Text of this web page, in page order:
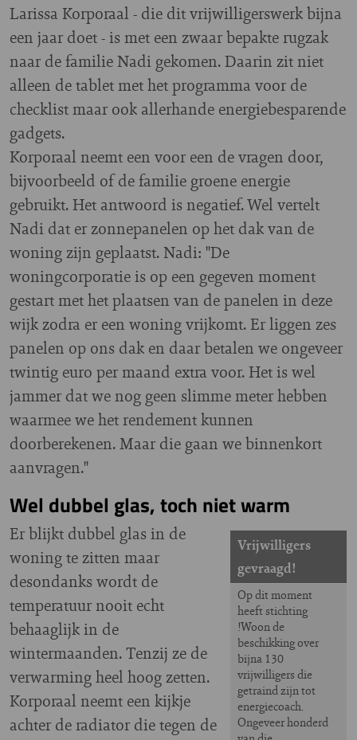
Larissa Korporaal - die dit vrijwilligerswerk bijna
een jaar doet - is met een zwaar bepakte rugzak
naar de familie Nadi gekomen. Daarin zit niet
alleen de tablet met het programma voor de
checklist maar ook allerhande energiebesparende
gadgets.
Korporaal neemt een voor een de vragen door,
bijvoorbeeld of de familie groene energie
gebruikt. Het antwoord is negatief. Wel vertelt
Nadi dat er zonnepanelen op het dak van de
woning zijn geplaatst. Nadi: "De
woningcorporatie is op een gegeven moment
gestart met het plaatsen van de panelen in deze
wijk zodra er een woning vrijkomt. Er liggen zes
panelen op ons dak en daar betalen we ongeveer
twintig euro per maand extra voor. Het is wel
jammer dat we nog geen slimme meter hebben
waarmee we het rendement kunnen
doorberekenen. Maar die gaan we binnenkort
aanvragen."
Wel dubbel glas, toch niet warm
Vrijwilligers
gevraagd!
Op dit moment
heeft stichting
!Woon de
beschikking over
bijna 130
vrijwilligers die
getraind zijn tot
energiecoach.
Ongeveer honderd
Er blijkt dubbel glas in de
woning te zitten maar
desondanks wordt de
temperatuur nooit echt
behaaglijk in de
wintermaanden. Tenzij ze de
verwarming heel hoog zetten.
Korporaal neemt een kijkje
achter de radiator die tegen de